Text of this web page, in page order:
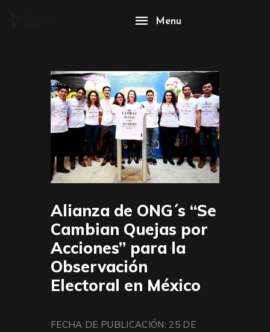
Menu
Alianza de ONG´s “Se
Cambian Quejas por
Acciones” para la
Observación
Electoral en México
FECHA DE PUBLICACIÓN: 25 DE